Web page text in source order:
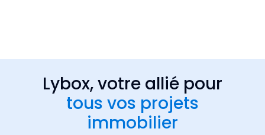
Lybox, votre allié pour
tous vos projets
immobilier